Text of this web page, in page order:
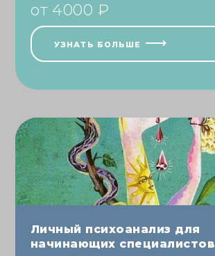
от 4000 ₽
УЗНАТЬ БОЛЬШЕ
Личный психоанализ для
начинающих специалистов